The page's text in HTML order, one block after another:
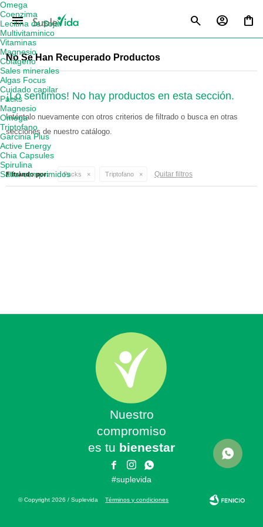
menu
No Se Han Recuperado Productos
¡Lo sentimos! No hay productos en esta sección.
Inténtalo nuevamente con otros criterios de filtrado o busca en otras
secciones de nuestro catálogo.
Filtrando por: Packs Triptofano Quitar filtros
Omega
Coenzima
Lecitina de Soja
Multivitaminico
Vitaminas
Magnesio
Colágeno
Sales minerales
Algas Focus
Cuidado capilar
Packs
Magnesio
Omega
Triptofano
Garcinia Plus
Active Energy
Chia Capsules
Spirulina
Satial comprimidos
Nuestro
compromiso
es tu bienestar
 

#suplevida
© Copyright 2026 / SuplevidaTérminos y condiciones